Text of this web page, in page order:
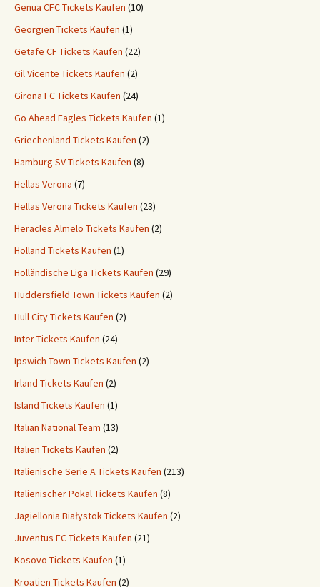
Genua CFC Tickets Kaufen (10)
Georgien Tickets Kaufen (1)
Getafe CF Tickets Kaufen (22)
Gil Vicente Tickets Kaufen (2)
Girona FC Tickets Kaufen (24)
Go Ahead Eagles Tickets Kaufen (1)
Griechenland Tickets Kaufen (2)
Hamburg SV Tickets Kaufen (8)
Hellas Verona (7)
Hellas Verona Tickets Kaufen (23)
Heracles Almelo Tickets Kaufen (2)
Holland Tickets Kaufen (1)
Holländische Liga Tickets Kaufen (29)
Huddersfield Town Tickets Kaufen (2)
Hull City Tickets Kaufen (2)
Inter Tickets Kaufen (24)
Ipswich Town Tickets Kaufen (2)
Irland Tickets Kaufen (2)
Island Tickets Kaufen (1)
Italian National Team (13)
Italien Tickets Kaufen (2)
Italienische Serie A Tickets Kaufen (213)
Italienischer Pokal Tickets Kaufen (8)
Jagiellonia Białystok Tickets Kaufen (2)
Juventus FC Tickets Kaufen (21)
Kosovo Tickets Kaufen (1)
Kroatien Tickets Kaufen (2)